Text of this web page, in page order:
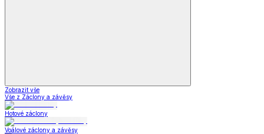
Zobrazit vše
Vše z Záclony a závěsy
Hotové záclony
Voálové záclony a závěsy